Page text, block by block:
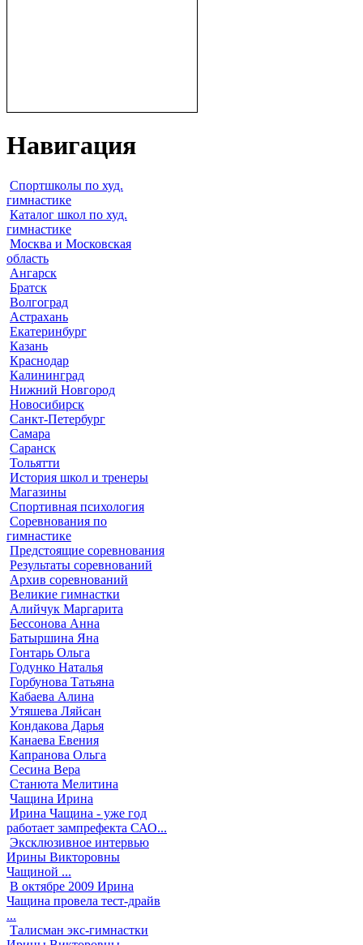
Навигация
Спортшколы по худ.
гимнастике
Каталог школ по худ.
гимнастике
Москва и Московская
область
Ангарск
Братск
Волгоград
Астрахань
Екатеринбург
Казань
Краснодар
Калининград
Нижний Новгород
Новосибирск
Санкт-Петербург
Самара
Саранск
Тольятти
История школ и тренеры
Магазины
Спортивная психология
Соревнования по
гимнастике
Предстоящие соревнования
Результаты соревнований
Архив соревнований
Великие гимнастки
Алийчук Маргарита
Бессонова Анна
Батыршина Яна
Гонтарь Ольга
Годунко Наталья
Горбунова Татьяна
Кабаева Алина
Утяшева Ляйсан
Кондакова Дарья
Канаева Евения
Капранова Ольга
Сесина Вера
Станюта Мелитина
Чащина Ирина
Ирина Чащина - уже год
работает зампрефекта САО...
Эксклюзивное интервью
Ирины Викторовны
Чащиной ...
В октябре 2009 Ирина
Чащина провела тест-драйв
...
Талисман экс-гимнастки